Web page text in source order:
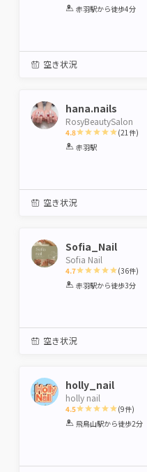
1 2 3 4 5
赤羽駅から徒歩4分
空き状況
hana.nails
RosyBeautySalon
4.8
1 2 3
(21 件)
赤羽駅
空き状況
Sofia_Nail
Sofia Nail
4.7
1 2 3 4 5
(36件)
赤羽駅から徒歩3分
空き状況
holly_nail
holly nail
4.5
1 2 3 4 5
(9件)
飛鳥山駅から徒歩2分